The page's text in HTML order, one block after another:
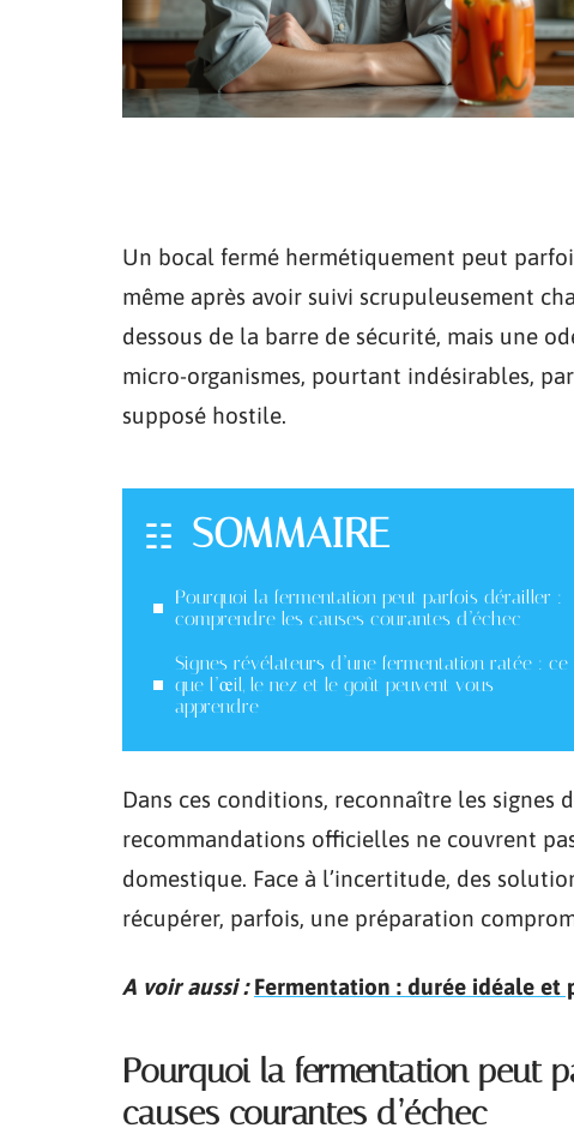
Un bocal fermé hermétiquement peut
même après avoir suivi scrupuleusement
dessous de la barre de sécurité, mais une
micro-organismes, pourtant indésirables,
supposé hostile.
SOMMAIRE
Pourquoi la fermentation peut parfois dérailler :
comprendre les causes courantes d’échec
Signes révélateurs d’une fermentation ratée : ce
que l’œil, le nez et le goût peuvent vous
apprendre
Dans ces conditions, reconnaître les signes
recommandations officielles ne couvrent
domestique. Face à l’incertitude, des
récupérer, parfois, une préparation
A voir aussi : Fermentation : durée idéale et
Pourquoi la fermentation peut
causes courantes d’échec